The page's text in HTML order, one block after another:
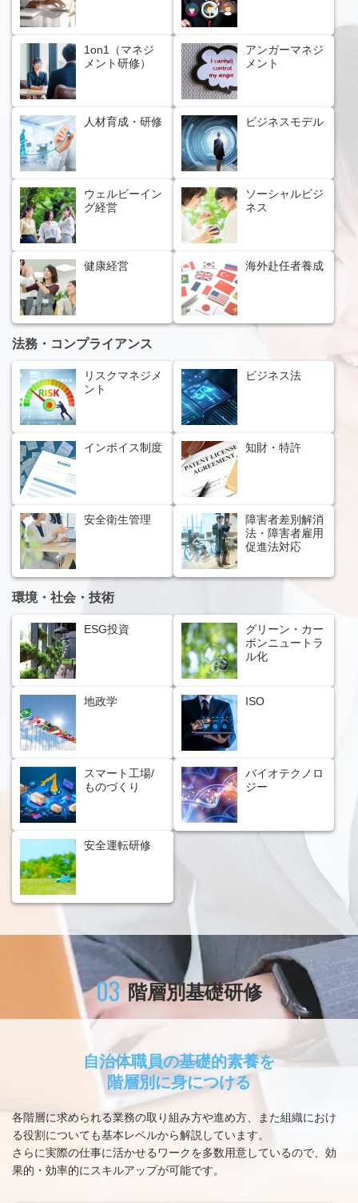
1on1（マネジ
メント研修）
アンガーマネジ
メント
人材育成・研修 ビジネスモデル
ウェルビーイン
グ経営
ソーシャルビジ
ネス
健康経営 海外赴任者養成
法務・コンプライアンス
リスクマネジメ
ント
ビジネス法
インボイス制度 知財・特許
安全衛生管理
障害者差別解消
法・障害者雇用
促進法対応
環境・社会・技術
ESG投資
グリーン・カー
ボンニュートラ
ル化
地政学 ISO
スマート工場/
ものづくり
バイオテクノロ
ジー
安全運転研修
03 階層別基礎研修
自治体職員の基礎的素養を
階層別に身につける
各階層に求められる業務の取り組み方や進め方、また組織におけ
る役割についても基本レベルから解説しています。
さらに実際の仕事に活かせるワークを多数用意しているので、効
果的・効率的にスキルアップが可能です。